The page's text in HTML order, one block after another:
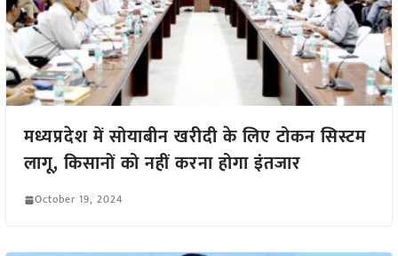
मध्यप्रदेश में सोयाबीन खरीदी के लिए टोकन सिस्टम
लागू, किसानों को नहीं करना होगा इंतजार
October 19, 2024